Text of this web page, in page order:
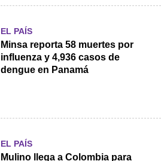
EL PAÍS
Minsa reporta 58 muertes por
influenza y 4,936 casos de
dengue en Panamá
EL PAÍS
Mulino llega a Colombia para